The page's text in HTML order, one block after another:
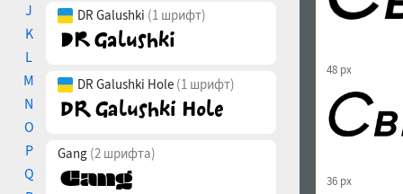
J
K
L
M
N
O
P
Q
DR Galushki (1 шрифт)
DR Galushki Hole (1 шрифт)
Gang (2 шрифта)
48 px
36 px